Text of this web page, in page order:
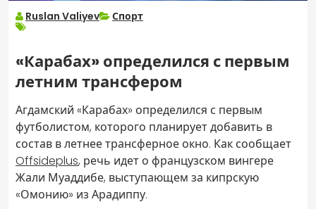
Ruslan Valiyev Спорт
«Карабах» определился с первым
летним трансфером
Агдамский «Карабах» определился с первым
футболистом, которого планирует добавить в
состав в летнее трансферное окно. Как сообщает
Offsideplus, речь идет о французском вингере
Жали Муаддибе, выступающем за кипрскую
«Омонию» из Арадиппу.